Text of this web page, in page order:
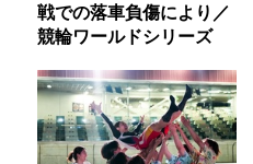
戦での落車負傷により／
競輪ワールドシリーズ